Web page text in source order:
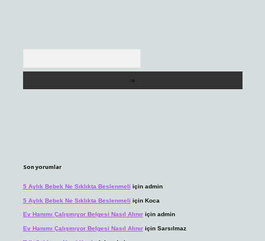
Son yorumlar
5 Aylık Bebek Ne Sıklıkta Beslenmeli için admin
5 Aylık Bebek Ne Sıklıkta Beslenmeli için Koca
Ev Hanımı Çalışmıyor Belgesi Nasıl Alınıriçin admin
Ev Hanımı Çalışmıyor Belgesi Nasıl Alınıriçin Sarsılmaz